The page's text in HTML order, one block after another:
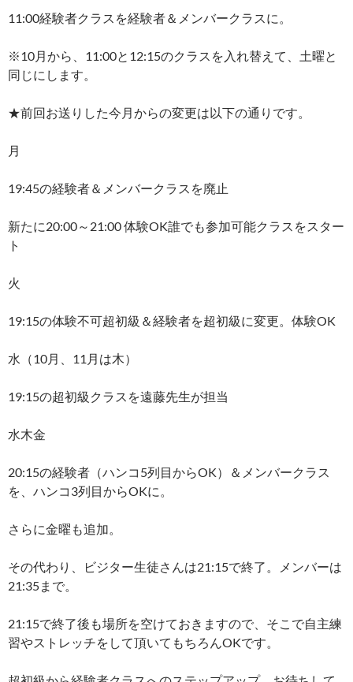
11:00経験者クラスを経験者＆メンバークラスに。
※10月から、11:00と12:15のクラスを入れ替えて、土曜と
同じにします。
★前回お送りした今月からの変更は以下の通りです。
月
19:45の経験者＆メンバークラスを廃止
新たに20:00～21:00 体験OK誰でも参加可能クラスをスター
ト
火
19:15の体験不可超初級＆経験者を超初級に変更。体験OK
水（10月、11月は木）
19:15の超初級クラスを遠藤先生が担当
水木金
20:15の経験者（ハンコ5列目からOK）＆メンバークラス
を、ハンコ3列目からOKに。
さらに金曜も追加。
その代わり、ビジター生徒さんは21:15で終了。メンバーは
21:35まで。
21:15で終了後も場所を空けておきますので、そこで自主練
習やストレッチをして頂いてもちろんOKです。